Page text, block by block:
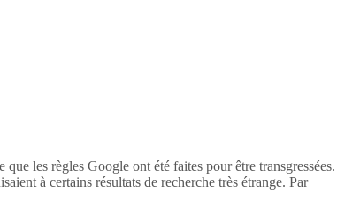
les règles Google ont été faites pour être transgressées.
à certains résultats de recherche très étrange. Par